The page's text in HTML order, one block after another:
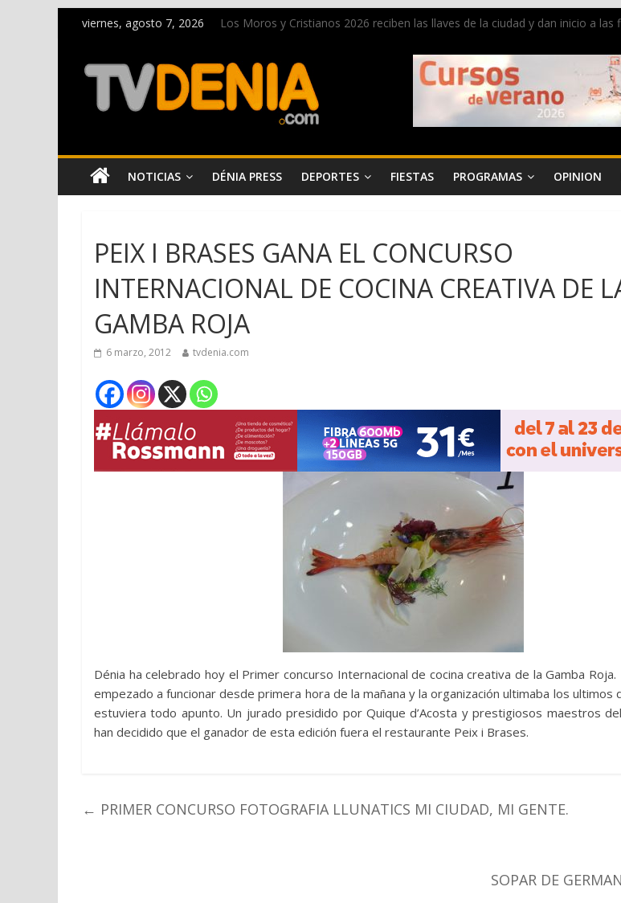
viernes, agosto 7, 2026
Los Moros y Cristianos 2026 reciben las llaves de la ciudad y dan inicio a las
Paco Adsuar dona al Arxiu de Dénia más de 50.000 imágenes de la
La Entraeta Festera llena de ambiente la calle Marqués de Campo con la
El XII Festival de Jazz de Dénia reunirá durante agosto a figuras nacionales
NOTICIAS DÉNIA PRESS DEPORTES FIESTAS PROGRAMAS OPINION
PEIX I BRASES GANA EL CONCURSO
INTERNACIONAL DE COCINA CREATIVA DE
GAMBA ROJA
6 marzo, 2012 tvdenia.com
Dénia ha celebrado hoy el Primer concurso Internacional de cocina creativa de la Gamba
empezado a funcionar desde primera hora de la mañana y la organización ultimaba los ultimos
estuviera todo apunto. Un jurado presidido por Quique d’Acosta y prestigiosos maestros
han decidido que el ganador de esta edición fuera el restaurante Peix i Brases.
← PRIMER CONCURSO FOTOGRAFIA LLUNATICS MI CIUDAD, MI GENTE.
SOPAR DE